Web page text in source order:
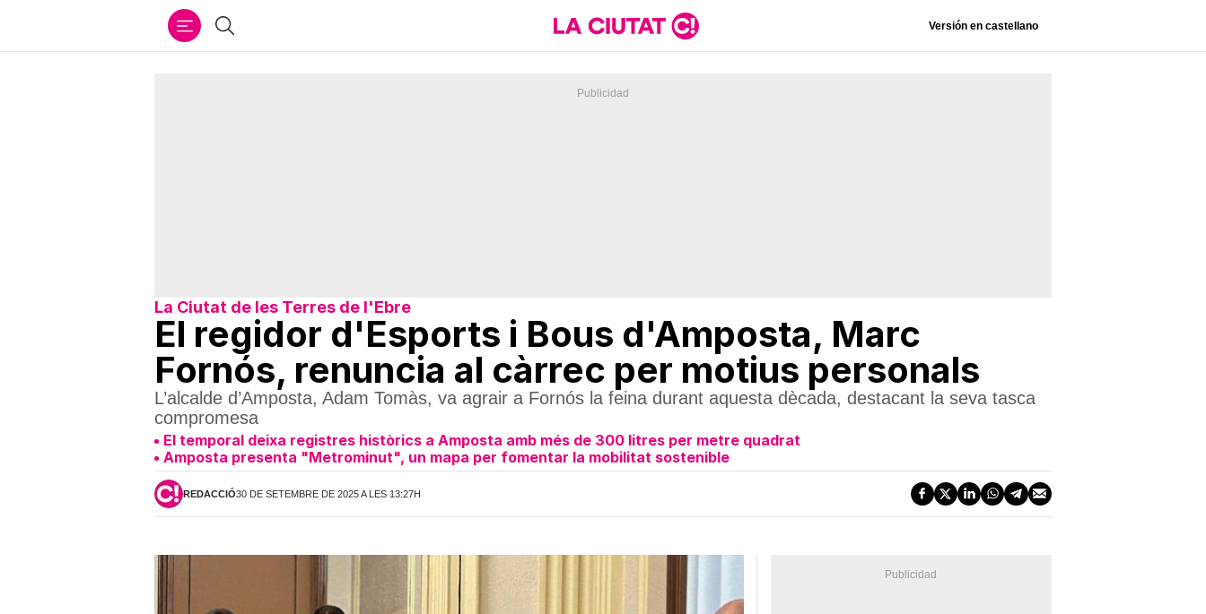
Cercar Versión en castellano
La Ciutat de les Terres de l'Ebre
El regidor d'Esports i Bous d'Amposta, Marc
Fornós, renuncia al càrrec per motius personals
L’alcalde d’Amposta, Adam Tomàs, va agrair a Fornós la feina durant aquesta dècada, destacant la seva tasca
compromesa
El temporal deixa registres històrics a Amposta amb més de 300 litres per metre quadrat
Amposta presenta "Metrominut", un mapa per fomentar la mobilitat sostenible
REDACCIÓ30 DE SETEMBRE DE 2025 A LES 13:27H